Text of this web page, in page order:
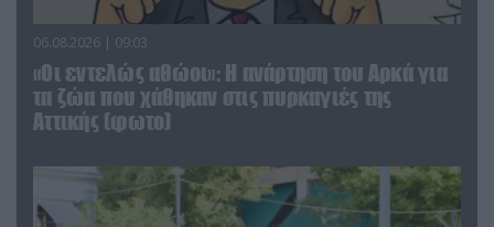
06.08.2026 | 09:03
«Οι εντελώς αθώοι»: Η ανάρτηση του Αρκά για
τα ζώα που χάθηκαν στις πυρκαγιές της
Αττικής (φωτο)